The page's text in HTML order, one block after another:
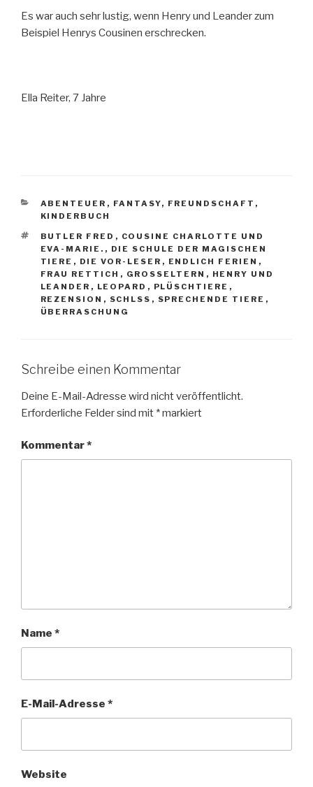
Es war auch sehr lustig, wenn Henry und Leander zum
Beispiel Henrys Cousinen erschrecken.
Ella Reiter, 7 Jahre
KATEGORIEN
ABENTEUER , FANTASY, FREUNDSCHAFT ,
KINDERBUCH
SCHLAGWÖRTER
BUTLER FRED , COUSINE CHARLOTTE UND
EVA-MARIE. , DIE SCHULE DER MAGISCHEN
TIERE , DIE VOR-LESER , ENDLICH FERIEN ,
FRAU RETTICH , GROSSELTERN , HENRY UND
LEANDER , LEOPARD , PLÜSCHTIERE ,
REZENSION , SCHLSS , SPRECHENDE TIERE ,
ÜBERRASCHUNG
Schreibe einen Kommentar
Deine E-Mail-Adresse wird nicht veröffentlicht.
Erforderliche Felder sind mit *markiert
Kommentar*
Name *
E-Mail-Adresse *
Website